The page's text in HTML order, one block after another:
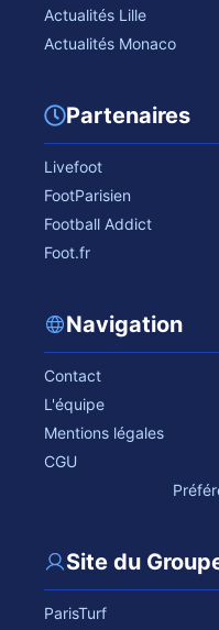
Actualités Lille
Actualités Monaco
Partenaires
Livefoot
FootParisien
Football Addict
Foot.fr
Navigation
Contact
L'équipe
Mentions légales
CGU
Site du
ParisTurf